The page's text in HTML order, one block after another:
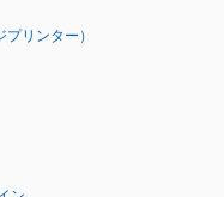
プリンター）